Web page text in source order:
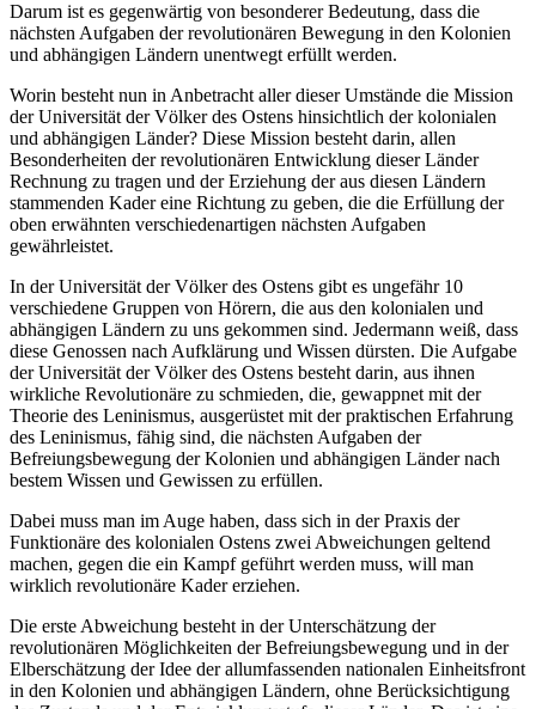
Darum ist es gegenwärtig von besonderer Bedeutung, dass die
nächsten Aufgaben der revolutionären Bewegung in den Kolonien
und abhängigen Ländern unentwegt erfüllt werden.
Worin besteht nun in Anbetracht aller dieser Umstände die Mission
der Universität der Völker des Ostens hinsichtlich der kolonialen
und abhängigen Länder? Diese Mission besteht darin, allen
Besonderheiten der revolutionären Entwicklung dieser Länder
Rechnung zu tragen und der Erziehung der aus diesen Ländern
stammenden Kader eine Richtung zu geben, die die Erfüllung der
oben erwähnten verschiedenartigen nächsten Aufgaben
gewährleistet.
In der Universität der Völker des Ostens gibt es ungefähr 10
verschiedene Gruppen von Hörern, die aus den kolonialen und
abhängigen Ländern zu uns gekommen sind. Jedermann weiß, dass
diese Genossen nach Aufklärung und Wissen dürsten. Die Aufgabe
der Universität der Völker des Ostens besteht darin, aus ihnen
wirkliche Revolutionäre zu schmieden, die, gewappnet mit der
Theorie des Leninismus, ausgerüstet mit der praktischen Erfahrung
des Leninismus, fähig sind, die nächsten Aufgaben der
Befreiungsbewegung der Kolonien und abhängigen Länder nach
bestem Wissen und Gewissen zu erfüllen.
Dabei muss man im Auge haben, dass sich in der Praxis der
Funktionäre des kolonialen Ostens zwei Abweichungen geltend
machen, gegen die ein Kampf geführt werden muss, will man
wirklich revolutionäre Kader erziehen.
Die erste Abweichung besteht in der Unterschätzung der
revolutionären Möglichkeiten der Befreiungsbewegung und in der
Elberschätzung der Idee der allumfassenden nationalen Einheitsfront
in den Kolonien und abhängigen Ländern, ohne Berücksichtigung